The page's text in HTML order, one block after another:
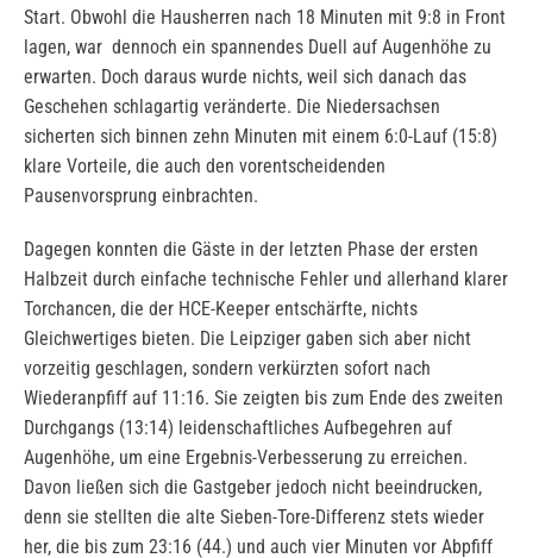
Start. Obwohl die Hausherren nach 18 Minuten mit 9:8 in Front
lagen, war dennoch ein spannendes Duell auf Augenhöhe zu
erwarten. Doch daraus wurde nichts, weil sich danach das
Geschehen schlagartig veränderte. Die Niedersachsen
sicherten sich binnen zehn Minuten mit einem 6:0-Lauf (15:8)
klare Vorteile, die auch den vorentscheidenden
Pausenvorsprung einbrachten.
Dagegen konnten die Gäste in der letzten Phase der ersten
Halbzeit durch einfache technische Fehler und allerhand klarer
Torchancen, die der HCE-Keeper entschärfte, nichts
Gleichwertiges bieten. Die Leipziger gaben sich aber nicht
vorzeitig geschlagen, sondern verkürzten sofort nach
Wiederanpfiff auf 11:16. Sie zeigten bis zum Ende des zweiten
Durchgangs (13:14) leidenschaftliches Aufbegehren auf
Augenhöhe, um eine Ergebnis-Verbesserung zu erreichen.
Davon ließen sich die Gastgeber jedoch nicht beeindrucken,
denn sie stellten die alte Sieben-Tore-Differenz stets wieder
her, die bis zum 23:16 (44.) und auch vier Minuten vor Abpfiff